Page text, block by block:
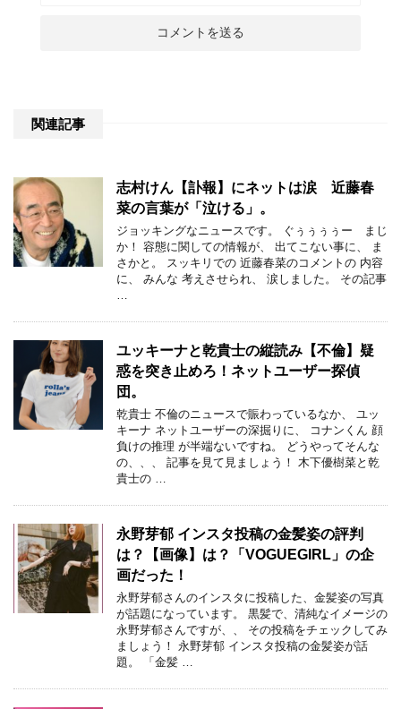
関連記事
志村けん【訃報】にネットは涙 近藤春
菜の言葉が「泣ける」。
ジョッキングなニュースです。 ぐぅぅぅぅー まじ
か！ 容態に関しての情報が、 出てこない事に、 ま
さかと。 スッキリでの 近藤春菜のコメントの 内容
に、 みんな 考えさせられ、 涙しました。 その記事
…
ユッキーナと乾貴士の縦読み【不倫】疑
惑を突き止めろ！ネットユーザー探偵
団。
乾貴士 不倫のニュースで賑わっているなか、 ユッ
キーナ ネットユーザーの深掘りに、 コナンくん 顔
負けの推理 が半端ないですね。 どうやってそんな
の、、、 記事を見て見ましょう！ 木下優樹菜と乾
貴士の …
永野芽郁 インスタ投稿の金髪姿の評判
は？【画像】は？「VOGUEGIRL」の企
画だった！
永野芽郁さんのインスタに投稿した、金髪姿の写真
が話題になっています。 黒髪で、清純なイメージの
永野芽郁さんですが、、 その投稿をチェックしてみ
ましょう！ 永野芽郁 インスタ投稿の金髪姿が話
題。 「金髪 …